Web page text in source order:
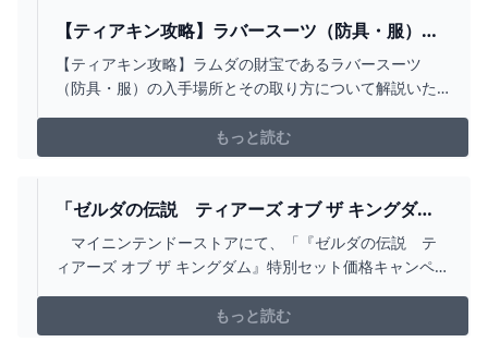
【ティアキン攻略】ラバースーツ（防具・服）の
場所と取り方｜ラムダの財宝・草笛の丘の洞窟
【ゼルダティアーズオブザキングダム】│KOUS
【ティアキン攻略】ラムダの財宝であるラバースーツ
（防具・服）の入手場所とその取り方について解説いた
もっと読む
「ゼルダの伝説 ティアーズ オブ ザ キングダ
ム」の特別セットが割引価格になるキャンペーン
が本日5月28日まで - GAME WATCH
マイニンテンドーストアにて、「『ゼルダの伝説 テ
ィアーズ オブ ザ キングダム』特別セット価格キャンペー
もっと読む